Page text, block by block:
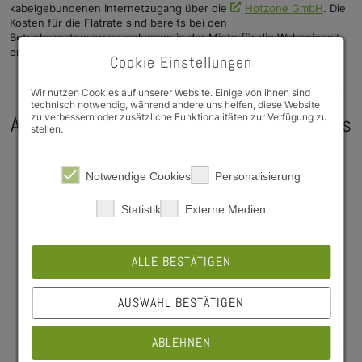
kabelgebundenen Internetzugang über die Hotzone GmbH. Die
Kosten für die Flatrate sind bereits bei den
Betriebskostenvorauszahlungen in der Miete für die Wohneinheit
enthalten.
Ausstattung des Studierendenwohnheims
möblierte Wohnungen
Telefonanschlussdose
Fahrradabstellmöglichkeiten
Grillplatz
Tiefgarage mit 30 Kfz-Stellplätzen
Cookie Einstellungen
Wir nutzen Cookies auf unserer Website. Einige von ihnen sind
technisch notwendig, während andere uns helfen, diese Website
zu verbessern oder zusätzliche Funktionalitäten zur Verfügung zu
stellen.
Notwendige Cookies Personalisierung
Statistik Externe Medien
ALLE BESTÄTIGEN
AUSWAHL BESTÄTIGEN
ABLEHNEN